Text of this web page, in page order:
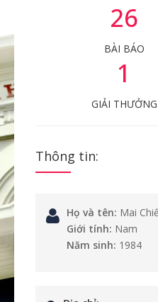
26
BÀI BÁO
1
GIẢI THƯỞNG
Thông tin:
Họ và tên: Mai
Giới tính: Nam
Năm sinh: 1984